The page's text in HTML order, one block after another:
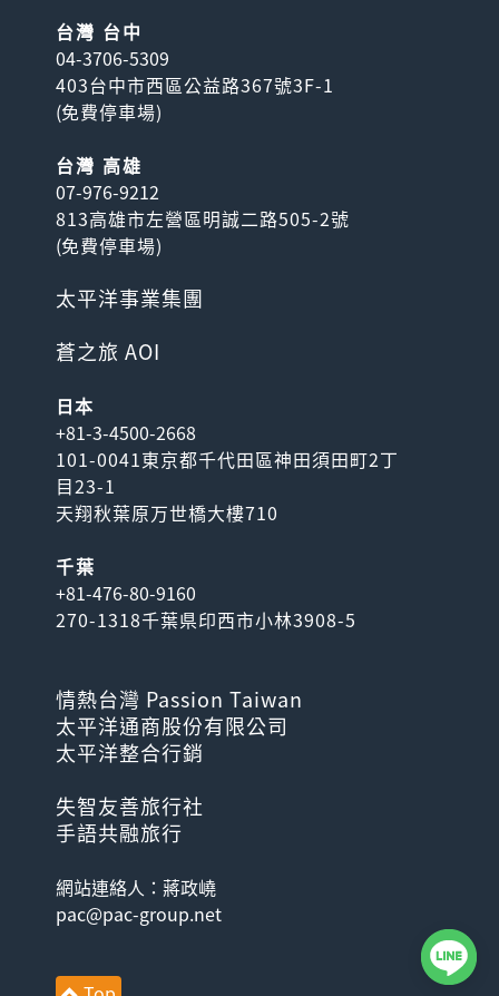
台灣 台中
04-3706-5309
403台中市西區公益路367號3F-1
(免費停車場)
台灣 高雄
07-976-9212
813高雄市左營區明誠二路505-2號
(免費停車場)
太平洋事業集團
蒼之旅 AOI
日本
+81-3-4500-2668
101-0041東京都千代田區神田須田町2丁
目23-1
天翔秋葉原万世橋大樓710
千葉
+81-476-80-9160
270-1318千葉県印西市小林3908-5
情熱台灣 Passion Taiwan
太平洋通商股份有限公司
太平洋整合行銷
失智友善旅行社
手語共融旅行
網站連絡人：蔣政嶢
pac@pac-group.net